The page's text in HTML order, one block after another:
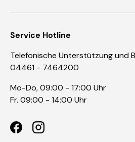
Service Hotline
Telefonische Unterstützung und
04461 - 7464200
Mo-Do, 09:00 - 17:00 Uhr
Fr. 09:00 - 14:00 Uhr
FacebookInstagram